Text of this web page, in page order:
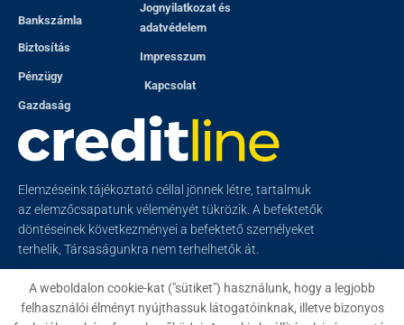
Bankszámla
Biztosítás
Pénzügy
Gazdaság
Jognyilatkozat és
adatvédelem
Impresszum
Kapcsolat
Elemzéseink tájékoztató céllal jönnek létre, tartalmuk
az elemzőcsapatunk véleményét tükrözik. A befektetők
döntéseinek következményei a befektető személyeket
terhelik, Társaságunkra nem terhelhetők át.
A weboldalon cookie-kat ("sütiket") használunk, hogy a legjobb
felhasználói élményt nyújthassuk látogatóinknak, illetve bizonyos